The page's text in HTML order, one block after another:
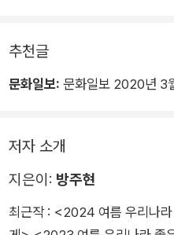
도끼로 나무를 패는 장면에서
탕’(나무를 팰 때 밑에 받쳐 놓
면 그제야 보이는 것들을 놓치
재들이 <내가 왔다>에서는 모
추천글
문화일보: 문화일보 2020년 3
저자 소개
지은이: 방주현
최근작 : <2024 여름 우리나